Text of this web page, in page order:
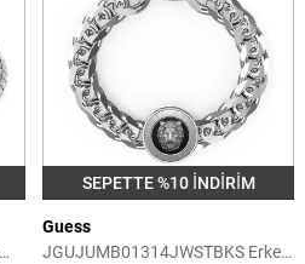
SEPETTE %10 İNDİRİM
Guess
JGUJUMB01314JWSTBKS Erkek